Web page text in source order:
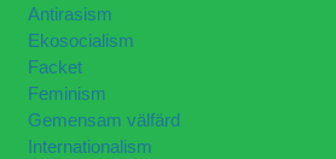
Antirasism
Ekosocialism
Facket
Feminism
Gemensam välfärd
Internationalism